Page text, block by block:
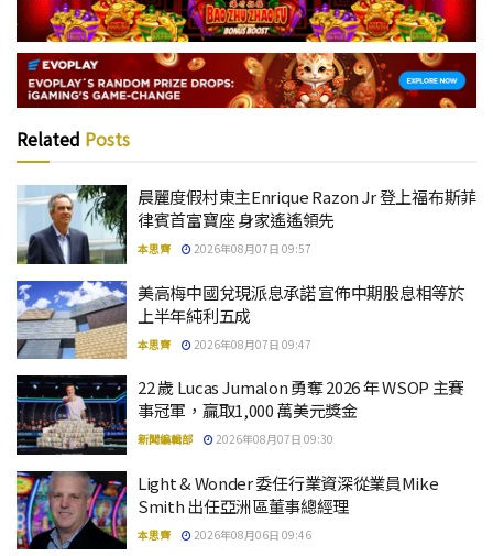
Related Posts
晨麗度假村東主Enrique Razon Jr 登上福布斯菲
律賓首富寶座 身家遙遙領先
本思齊 2026年08月07日 09:57
美高梅中國兌現派息承諾 宣佈中期股息相等於
上半年純利五成
本思齊 2026年08月07日 09:47
22 歲 Lucas Jumalon 勇奪 2026 年 WSOP 主賽
事冠軍，贏取1,000 萬美元獎金
新聞編輯部 2026年08月07日 09:30
Light & Wonder 委任行業資深從業員Mike
Smith 出任亞洲區董事總經理
本思齊 2026年08月06日 09:46